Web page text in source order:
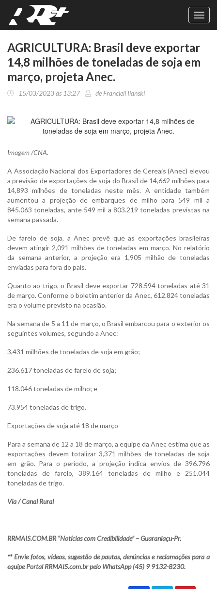
AGRICULTURA: Brasil deve exportar
14,8 milhões de toneladas de soja em
março, projeta Anec.
15/03/2023 às 13:27 de Francieli Ilanski
Imagem /CNA.
A Associação Nacional dos Exportadores de Cereais (Anec) elevou
a previsão de exportações de soja do Brasil de 14,662 milhões para
14,893 milhões de toneladas neste mês. A entidade também
aumentou a projeção de embarques de milho para 549 mil a
845.063 toneladas, ante 549 mil a 803.219 toneladas previstas na
semana passada.
De farelo de soja, a Anec prevê que as exportações brasileiras
devem atingir 2,091 milhões de toneladas em março. No relatório
da semana anterior, a projeção era 1,905 milhão de toneladas
enviadas para fora do país.
Quanto ao trigo, o Brasil deve exportar 728.594 toneladas até 31
de março. Conforme o boletim anterior da Anec, 612.824 toneladas
era o volume previsto na ocasião.
Na semana de 5 a 11 de março, o Brasil embarcou para o exterior os
seguintes volumes, segundo a Anec:
3,431 milhões de toneladas de soja em grão;
236.617 toneladas de farelo de soja;
118.046 toneladas de milho; e
73.954 toneladas de trigo.
Exportações de soja até 18 de março
Para a semana de 12 a 18 de março, a equipe da Anec estima que as
exportações devem totalizar 3,371 milhões de toneladas de soja
em grão. Para o período, a projeção indica envios de 396.796
toneladas de farelo, 389.164 toneladas de milho e 251.044
toneladas de trigo.
Via / Canal Rural
RRMAIS.COM.BR “Notícias com Credibilidade” – Guaraniaçu-Pr.
** Envie fotos, vídeos, sugestão de pautas, denúncias e reclamações para a
equipe Portal RRMAIS.com.br pelo WhatsApp (45) 9 9132-8230.